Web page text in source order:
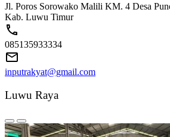
Jl. Poros Sorowako Malili KM. 4 Desa
Kab. Luwu Timur
085135933334
inputrakyat@gmail.com
Luwu Raya